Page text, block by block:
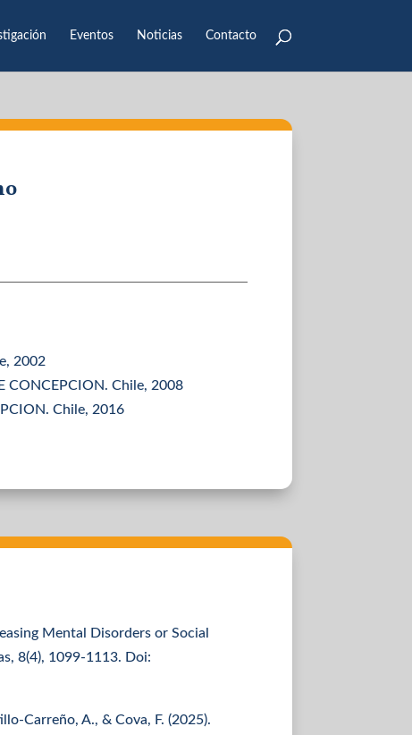
Eventos Noticias Contacto
2002
CONCEPCION. Chile, 2008
Chile, 2016
Mental Disorders or Social
8(4), 1099-1113. Doi:
Carreño, A., & Cova, F. (2025).